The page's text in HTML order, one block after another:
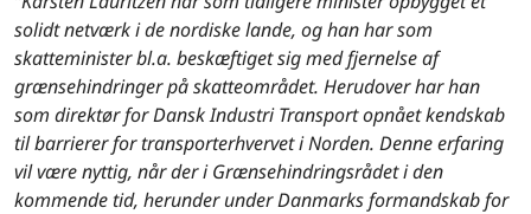
solidt netværk i de nordiske lande, og han har som
skatteminister bl.a. beskæftiget sig med fjernelse af
grænsehindringer på skatteområdet. Herudover har han
som direktør for Dansk Industri Transport opnået kendskab
til barrierer for transporterhvervet i Norden. Denne erfaring
vil være nyttig, når der i Grænsehindringsrådet i den
kommende tid, herunder under Danmarks formandskab for